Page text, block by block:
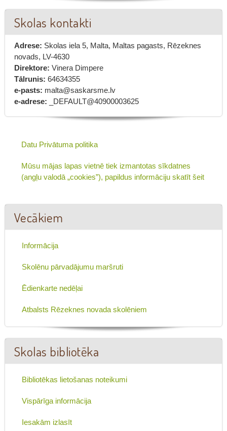
Skolas kontakti
Adrese: Skolas iela 5, Malta, Maltas pagasts, Rēzeknes
novads, LV-4630
Direktore: Vinera Dimpere
Tālrunis: 64634355
e-pasts: malta@saskarsme.lv
e-adrese: _DEFAULT@40900003625
Datu Privātuma politika
Mūsu mājas lapas vietnē tiek izmantotas sīkdatnes
(angļu valodā „cookies”), papildus informāciju skatīt šeit
Vecākiem
Informācija
Skolēnu pārvadājumu maršruti
Ēdienkarte nedēļai
Atbalsts Rēzeknes novada skolēniem
Skolas bibliotēka
Bibliotēkas lietošanas noteikumi
Vispārīga informācija
Iesakām izlasīt